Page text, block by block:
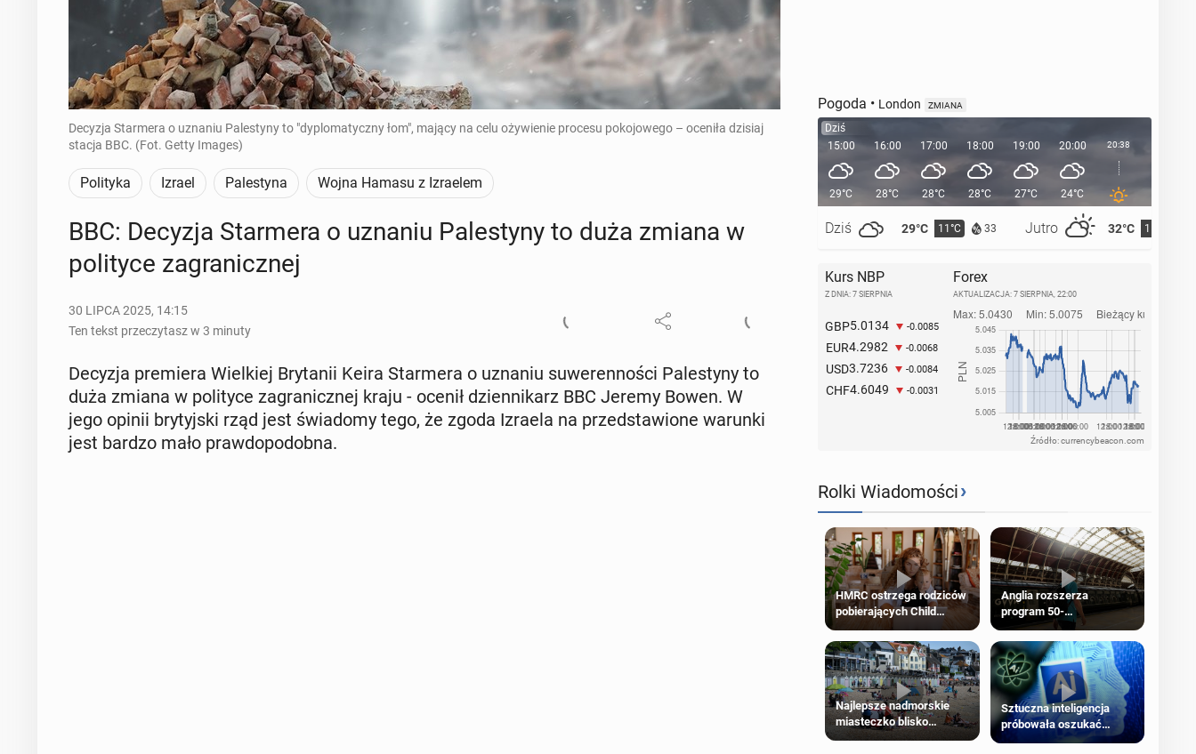
Decyzja Starmera o uznaniu Palestyny to "dyplomatyczny łom", mający na celu ożywienie procesu pokojowego – oceniła dzisiaj
stacja BBC. (Fot. Getty Images)
Polityka Izrael Palestyna Wojna Hamasu z Izraelem
BBC: Decyzja Star­me­ra o uznaniu Pa­le­sty­ny to duża zmiana w
po­li­ty­ce za­gra­nicz­nej
30 LIPCA 2025, 14:15
Ten tekst przeczytasz w 3 minuty
Decyzja pre­mie­ra Wiel­kiej Bry­ta­nii Keira Star­me­ra o uznaniu su­we­ren­no­ści Pa­le­sty­ny to
duża zmiana w po­li­ty­ce za­gra­nicz­nej kraju - ocenił dzien­ni­karz BBC Jeremy Bowen. W
jego opinii bry­tyj­ski rząd jest świa­do­my tego, że zgoda Izraela na przed­sta­wio­ne warunki
jest bardzo mało praw­do­po­dob­na.
Pogoda • London ZMIANA
Dziś
15:00
29°C
Dziś 29°C 11°C 33 Jutro 32°C 15°C
16:00
28°C
17:00
28°C
18:00
28°C
19:00
27°C
20:00
24°C
20:38
Kurs NBP
Z DNIA: 7 SIERPNIA
GBP5.0134 -0.0085
EUR4.2982 -0.0068
USD3.7236 -0.0084
CHF4.6049 -0.0031
Forex
AKTUALIZACJA: 7 SIERPNIA, 22:00
Źródło: currencybeacon.com
Rolki Wiadomości›
HMRC ostrzega rodziców
pobierających Child
Benefit. Mogą być
zobowiązani do zwrotu
zasiłku
Anglia rozszerza
program 50-
procentowych zniżek
kolejowych na 18-latków
Najlepsze nadmorskie
miasteczko blisko
Sztuczna inteligencja
próbowała oszukać
człowieka